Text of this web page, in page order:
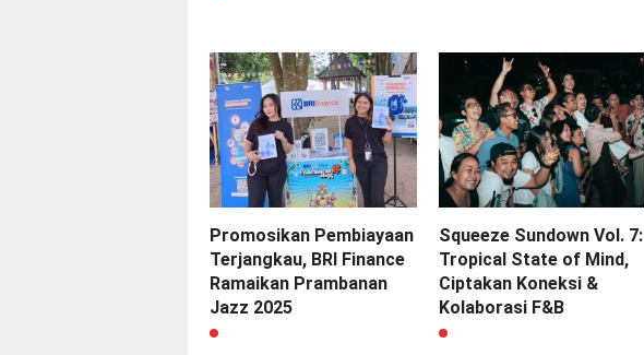
Promosikan Pembiayaan
Terjangkau, BRI Finance
Ramaikan Prambanan
Jazz 2025
Squeeze Sundown Vol. 7:
Tropical State of Mind,
Ciptakan Koneksi &
Kolaborasi F&B